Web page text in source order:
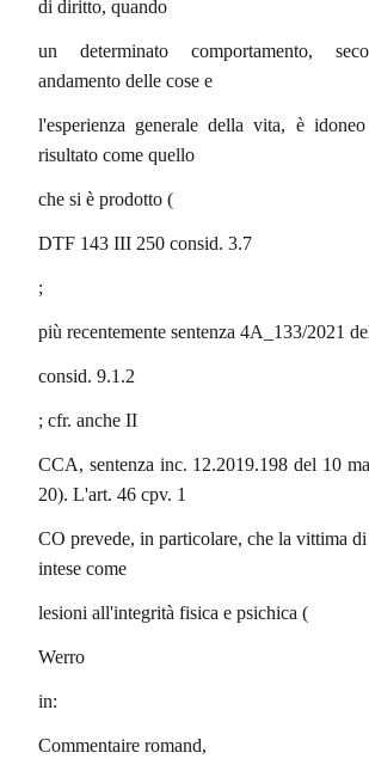
di diritto, quando
un determinato comportamento,
andamento delle cose e
l'esperienza generale della vita, è
risultato come quello
che si è prodotto (
DTF 143 III 250 consid. 3.7
;
più recentemente sentenza 4A_133/2021
consid. 9.1.2
; cfr. anche II
CCA, sentenza inc. 12.2019.198 del 10
20). L'art. 46 cpv. 1
CO prevede, in particolare, che la vittima
intese come
lesioni all'integrità fisica e psichica (
Werro
in:
Commentaire romand,